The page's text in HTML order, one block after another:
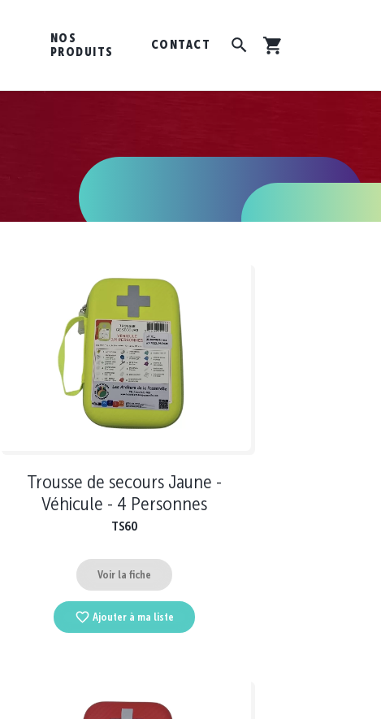
NOS
PRODUITS
CONTACT
Trousse de secours Jaune -
Véhicule - 4 Personnes
TS60
Voir la fiche
Ajouter à ma liste